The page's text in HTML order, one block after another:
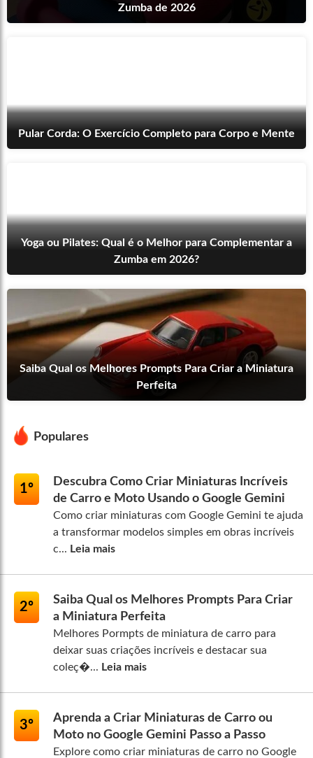
Zumba de 2026
Pular Corda: O Exercício Completo para Corpo e Mente
Yoga ou Pilates: Qual é o Melhor para Complementar a
Zumba em 2026?
Saiba Qual os Melhores Prompts Para Criar a Miniatura
Perfeita
Populares
1º
Descubra Como Criar Miniaturas Incríveis
de Carro e Moto Usando o Google Gemini
Como criar miniaturas com Google Gemini te ajuda
a transformar modelos simples em obras incríveis
c... Leia mais
2º
Saiba Qual os Melhores Prompts Para Criar
a Miniatura Perfeita
Melhores Pormpts de miniatura de carro para
deixar suas criações incríveis e destacar sua
coleç�... Leia mais
3º
Aprenda a Criar Miniaturas de Carro ou
Moto no Google Gemini Passo a Passo
Explore como criar miniaturas de carro no Google